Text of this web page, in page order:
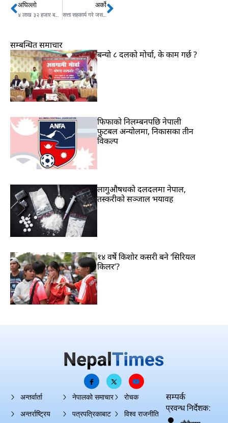
Prev
अघिल्लो
४ लाख ३२ हजार बढी ज्येष्ठ नागरिकले कोरोना विरुद्धको खोप लगाए
अर्को
सत्ता सहकार्य गरे जसपाको माग पुरा गर्न प्रधानमन्त्री ओली तयार Next
सम्बन्धित समाचार
बन्यो ८ दलको मोर्चा, के काम गर्छ ?
फिफाको निलम्बनपछि नेपाली
फुटबल अन्योलमा, निकासका तीन
विकल्प
लागुऔषधको दलदलमा नेपाल,
तस्करीको सञ्जाल भयावह
१४ वर्षे किशोर कसरी बने ‘सिरियल
किलर’?
अन्तर्वार्ता
अन्तर्राष्ट्रिय
नेपालको समाचार
पत्रपत्रिकाबाट
रोचक
विश्व राजनीति
सम्पर्क
प्रवन्ध निर्देशक: